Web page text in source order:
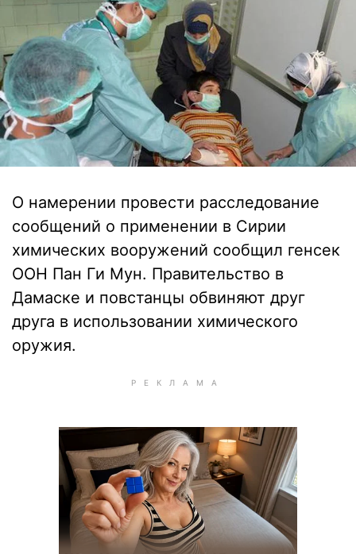
О намерении провести расследование
сообщений о применении в Сирии
химических вооружений сообщил генсек
ООН Пан Ги Мун. Правительство в
Дамаске и повстанцы обвиняют друг
друга в использовании химического
оружия.